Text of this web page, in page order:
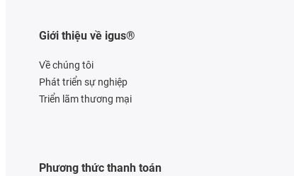
Giới thiệu về igus®
Về chúng tôi
Phát triển sự nghiệp
Triển lãm thương mại
Phương thức thanh toán